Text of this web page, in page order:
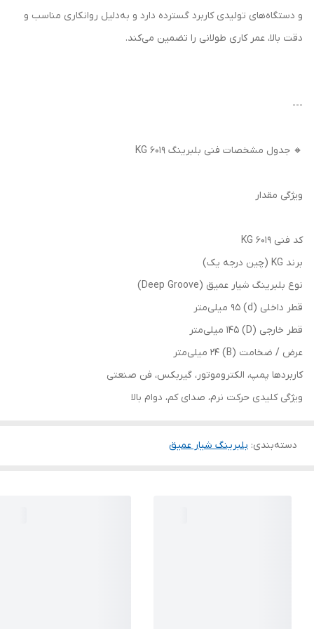
و دستگاه‌های تولیدی کاربرد گسترده دارد و به‌دلیل روانکاری مناسب و
دقت بالا، عمر کاری طولانی را تضمین می‌کند.
---
🔸 جدول مشخصات فنی بلبرینگ KG 6019
ویژگی مقدار
کد فنی KG 6019
برند KG (چین درجه یک)
نوع بلبرینگ شیار عمیق (Deep Groove)
قطر داخلی (d) 95 میلی‌متر
قطر خارجی (D) 145 میلی‌متر
عرض / ضخامت (B) 24 میلی‌متر
کاربردها پمپ، الکتروموتور، گیربکس، فن صنعتی
ویژگی کلیدی حرکت نرم، صدای کم، دوام بالا
دسته‌بندی: بلبرینگ شیار عمیق